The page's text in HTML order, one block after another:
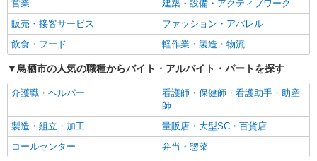
営業
建築・設備・アクティブワーク
販売・接客サービス
ファッション・アパレル
飲食・フード
軽作業・製造・物流
鳥栖市の人気の職種からバイト・アルバイト・パートを探す
介護職・ヘルパー
看護師・保健師・看護助手・助産
師
製造・組立・加工
量販店・大型SC・百貨店
コールセンター
弁当・惣菜